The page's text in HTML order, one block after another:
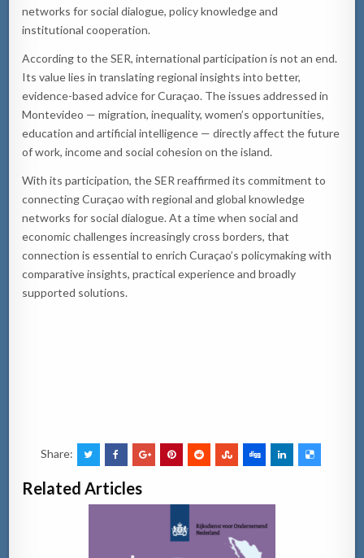
networks for social dialogue, policy knowledge and
institutional cooperation.
According to the SER, international participation is not an end.
Its value lies in translating regional insights into better,
evidence-based advice for Curaçao. The issues addressed in
Montevideo — migration, inequality, women’s opportunities,
education and artificial intelligence — directly affect the future
of work, income and social cohesion on the island.
With its participation, the SER reaffirmed its commitment to
connecting Curaçao with regional and global knowledge
networks for social dialogue. At a time when social and
economic challenges increasingly cross borders, that
connection is essential to enrich Curaçao’s policymaking with
comparative insights, practical experience and broadly
supported solutions.
Share:
Related Articles